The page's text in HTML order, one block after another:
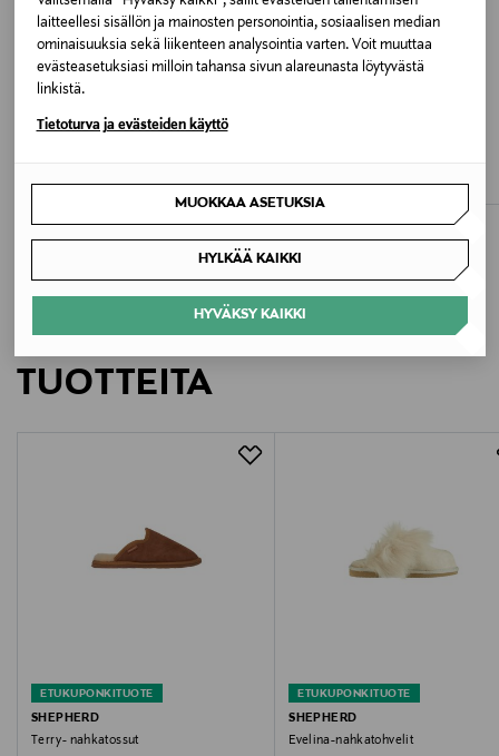
laitteellesi sisällön ja mainosten personointia, sosiaalisen median
ominaisuuksia sekä liikenteen analysointia varten. Voit muuttaa
evästeasetuksiasi milloin tahansa sivun alareunasta löytyvästä
linkistä.
Tietoturva ja evästeiden käyttö
MUOKKAA ASETUKSIA
HYLKÄÄ KAIKKI
HYVÄKSY KAIKKI
56 CHESTNUT
Valmistusmaa
Shepherd of Sweden AB
Valmistajan osoite
Shepherd of Sweden AB, Nylännesgatan 8, SE-512 53
Avainsanat
ETUKUPONKITUOTE
Original Price
72,90 €
Original Price
129,95 €
LISÄÄ KIINNOSTAVIA
TUOTTEITA
ETUKUPONKITUOTE
SHEPHERD
Terry- nahkatossut
ETUKUPONKITUOTE
SHEPHERD
Evelina-nahkatohvelit